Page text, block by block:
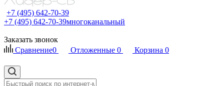
+7 (495) 642-70-39
+7 (495) 642-70-39многоканальный
Заказать звонок
Сравнение0 Отложенные 0 Корзина 0